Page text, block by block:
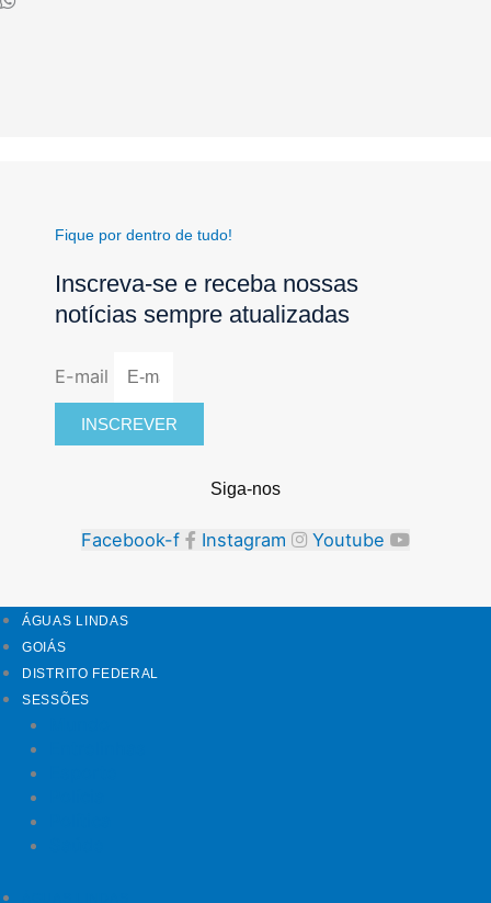
Fique por dentro de tudo!
Inscreva-se e receba nossas
notícias sempre atualizadas
E-mail
INSCREVER
Siga-nos
Facebook-f Instagram Youtube
ÁGUAS LINDAS
GOIÁS
DISTRITO FEDERAL
SESSÕES